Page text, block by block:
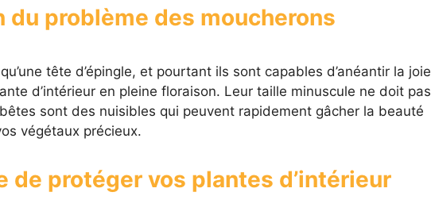
du problème des moucherons
tête d’épingle, et pourtant ils sont capables d’anéantir la joie
d’intérieur en pleine floraison. Leur taille minuscule ne doit pas
sont des nuisibles qui peuvent rapidement gâcher la beauté
végétaux précieux.
de protéger vos plantes d’intérieur